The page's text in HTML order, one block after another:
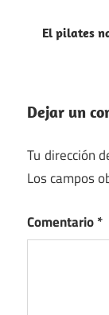
Mundial
El pilates
Dejar un
Tu dirección
Los campos
Comentario*